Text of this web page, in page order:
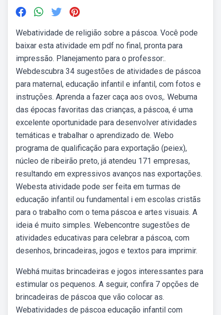
Webatividade de religião sobre a páscoa. Você pode
baixar esta atividade em pdf no final, pronta para
impressão. Planejamento para o professor:.
Webdescubra 34 sugestões de atividades de páscoa
para maternal, educação infantil e infantil, com fotos e
instruções. Aprenda a fazer caça aos ovos,. Webuma
das épocas favoritas das crianças, a páscoa, é uma
excelente oportunidade para desenvolver atividades
temáticas e trabalhar o aprendizado de. Webo
programa de qualificação para exportação (peiex),
núcleo de ribeirão preto, já atendeu 171 empresas,
resultando em expressivos avanços nas exportações.
Webesta atividade pode ser feita em turmas de
educação infantil ou fundamental i em escolas cristãs
para o trabalho com o tema páscoa e artes visuais. A
ideia é muito simples. Webencontre sugestões de
atividades educativas para celebrar a páscoa, com
desenhos, brincadeiras, jogos e textos para imprimir.
Webhá muitas brincadeiras e jogos interessantes para
estimular os pequenos. A seguir, confira 7 opções de
brincadeiras de páscoa que vão colocar as.
Webatividades de páscoa educação infantil com